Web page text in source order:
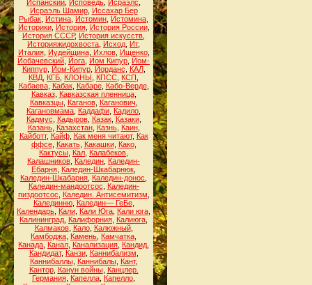
Испанский Исповедь Исраэлс
Исраэль Шамир, Иссахар Бер
Рыбак Истина Истомин Истомина
Историки, История, История России,
История СССР, История искусств
Историяжидохвоста Исход Ит,
Италия, Иудейщина, Ихлов, Ищенко,
Йобачевский Йога Йом Кипур Йом-
Киппур, Йом-Кипур, Йорданс КАЛ,
КВД КГБ КЛОНЫ КПСС КСП
Кабаева, Кабак, Кабаре, Кабо-Верде,
Кавказ, Кавказская пленница,
Кавказцы, Каганов, Каганович
Кагановмама Каддафи Кадило
Кадмус
Кадыров, Казак, Казаки,
Казань, Казахстан, Казнь, Каин,
Кайботт, Кайф, Как меня читают, Как
ффсе, Какать, Какашки, Како,
Кактусы Кал Калабеков
Калашников Каледин Каледин-
Ебарня Каледин-Шкабарнюк
Каледин-Шкабарня Каледин-донос
Каледин-мандоотсос
Каледин-
пиздоотсос
Каледин. Антисемитизм
Калединню, Каледин— ГеБе,
Календарь Кали Кали Юга Кали юга
Калининград Калифорния Калиюга
Калмаков, Кало, Калюжный,
Камбоджа Камень Камчатка
Канада Канал Канализация Кандид
Кандидат, Канзи, Каннибализм
Каннибаллы, Каннибалы, Кант,
Кантор, Канун войны, Канцлер.
Германия Капелла Капелло